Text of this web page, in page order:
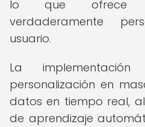
lo que ofrece
verdaderamente
usuario.
La
personalización en
datos en tiempo real,
de aprendizaje